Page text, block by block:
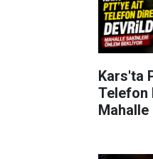
Kars'ta
Telefon